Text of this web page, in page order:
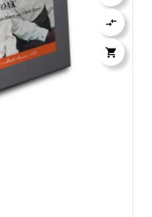

